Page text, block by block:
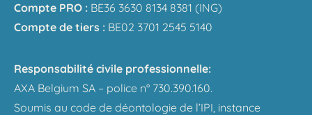
Compte PRO : BE36 3630 8134 8381 (ING)
Compte de tiers : BE02 3701 2545 5140
Responsabilité civile professionnelle:
AXA Belgium SA – police n° 730.390.160.
Soumis au code de déontologie de l’IPI, instance